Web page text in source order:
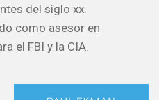
del siglo xx.
como asesor en
el FBI y la CIA.